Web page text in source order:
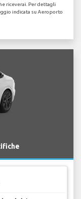
riceverai. Per dettagli
indicata su Aeroporto